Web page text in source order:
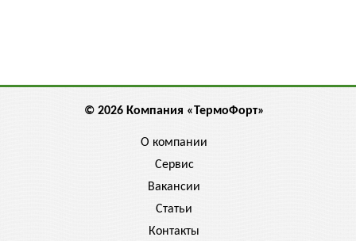
© 2026 Компания «ТермоФорт»
О компании
Сервис
Вакансии
Статьи
Контакты